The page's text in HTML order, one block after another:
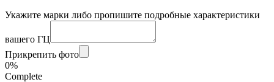
Укажите марки либо пропишите подробные характеристики
вашего ГЦ
Прикрепить фото
0%
Complete